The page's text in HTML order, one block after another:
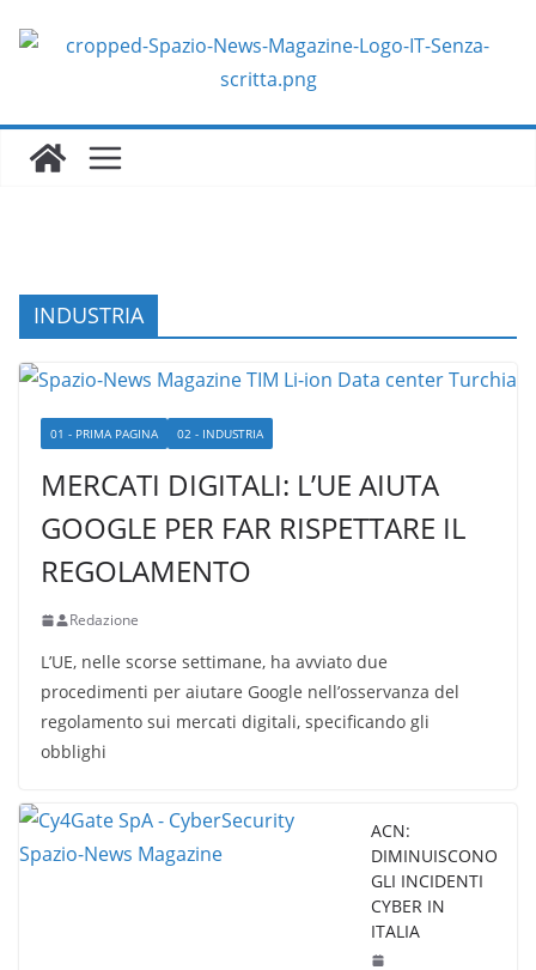
INDUSTRIA
01 - PRIMA PAGINA 02 - INDUSTRIA
MERCATI DIGITALI: L’UE AIUTA
GOOGLE PER FAR RISPETTARE IL
REGOLAMENTO
Redazione
L’UE, nelle scorse settimane, ha avviato due
procedimenti per aiutare Google nell’osservanza del
regolamento sui mercati digitali, specificando gli
obblighi
ACN:
DIMINUISCONO
GLI INCIDENTI
CYBER IN
ITALIA